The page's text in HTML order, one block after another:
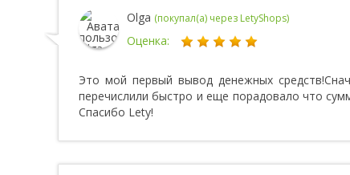
Olga (покупал(а) через LetyShops)
Оценка:
Это мой первый вывод денежных
перечислили быстро и еще порадовало что
Спасибо Lety!